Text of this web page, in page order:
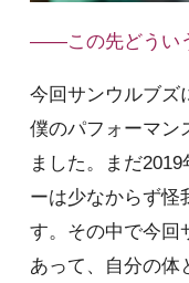
――この先どうい
今回サンウルブズ
僕のパフォーマン
ました。まだ
ーは少なからず怪
す。その中で今回
あって、自分の体